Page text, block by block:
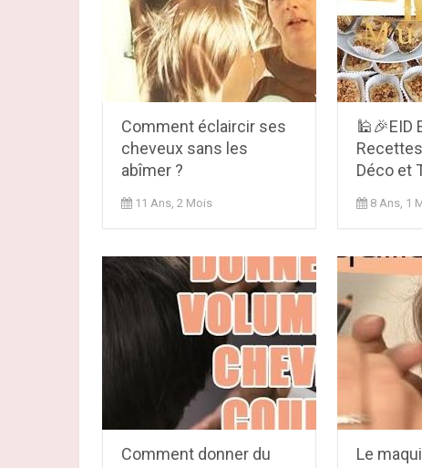
Comment éclaircir ses
cheveux sans les
abîmer ?
11 Ans, 2 Mois
🕌🎉EID
Déco et
8 Ans, 1
Comment donner du
Le